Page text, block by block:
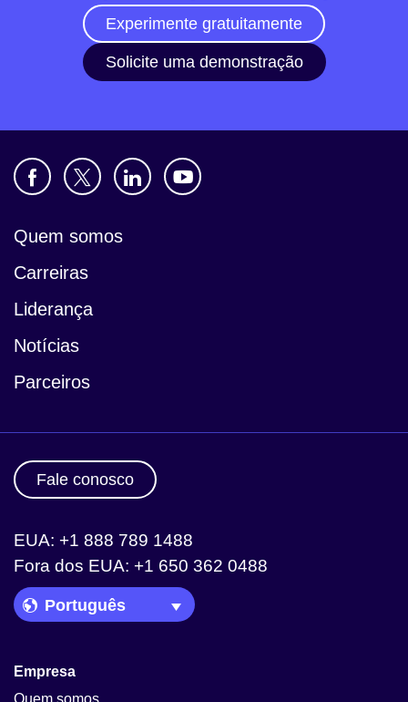
Experimente gratuitamente
Solicite uma demonstração
Quem somos
Carreiras
Liderança
Notícias
Parceiros
Fale conosco
EUA: +1 888 789 1488
Fora dos EUA: +1 650 362 0488
Language Picker
Empresa
Quem somos